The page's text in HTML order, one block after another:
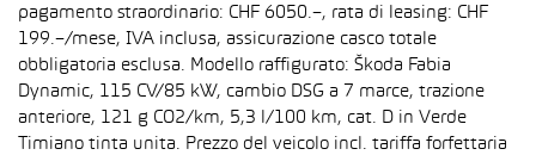
pagamento straordinario: CHF 6050.–, rata di leasing: CHF
199.–/mese, IVA inclusa, assicurazione casco totale
obbligatoria esclusa. Modello raffigurato: Škoda Fabia
Dynamic, 115 CV/85 kW, cambio DSG a 7 marce, trazione
anteriore, 121 g CO2/km, 5,3 l/100 km, cat. D in Verde
Timiano tinta unita. Prezzo del veicolo incl. tariffa forfettaria